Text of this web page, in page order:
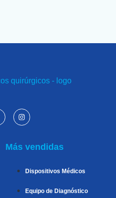
Más vendidas
Dispositivos Médicos
Equipo de Diagnóstico